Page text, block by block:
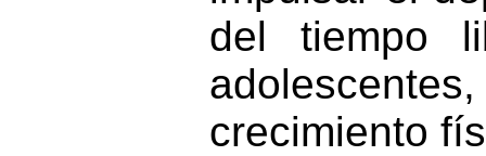
del tiempo
crecimiento